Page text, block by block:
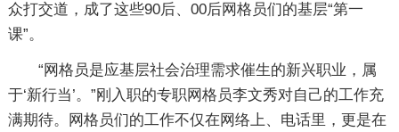
众打交道，成了这些90后、00后网格员们的基层“第一
课”。
“网格员是应基层社会治理需求催生的新兴职业，属
于‘新行当’。”刚入职的专职网格员李文秀对自己的工作充
满期待。网格员们的工作不仅在网络上、电话里，更是在